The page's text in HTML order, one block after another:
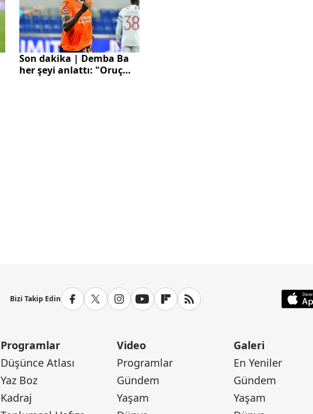
Son dakika | Demba Ba
her şeyi anlattı: "Oruç
Bizi Takip Edin
Programlar
Düşünce Atlası
Yaz Boz
Kadraj
Video
Programlar
Gündem
Yaşam
Galeri
En Yeniler
Gündem
Yaşam